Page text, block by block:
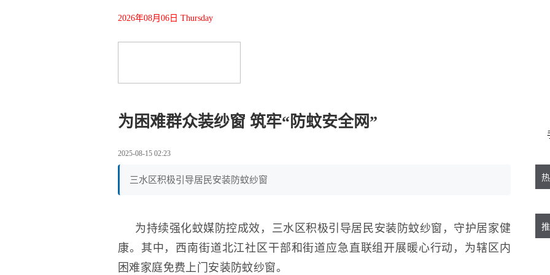
2026年08月06日 Thursday
为困难群众装纱窗 筑牢“防蚊安全网”
2025-08-15 02:23
三水区积极引导居民安装防蚊纱窗
为持续强化蚊媒防控成效，三水区积极引导居民安装防蚊纱窗，守护居家健
康。其中，西南街道北江社区干部和街道应急直联组开展暖心行动，为辖区内
困难家庭免费上门安装防蚊纱窗。